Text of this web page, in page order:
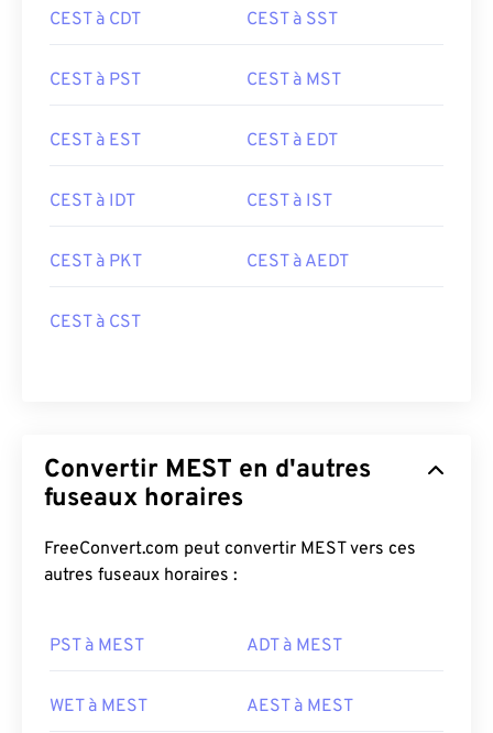
CEST à CDT CEST à SST
CEST à PST CEST à MST
CEST à EST CEST à EDT
CEST à IDT CEST à IST
CEST à PKT CEST à AEDT
CEST à CST
Convertir MEST en d'autres
fuseaux horaires
FreeConvert.com peut convertir MEST vers ces
autres fuseaux horaires :
PST à MEST ADT à MEST
WET à MEST AEST à MEST